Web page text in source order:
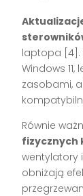
laptopa [4].
Windows
zasobami,
Równie
fizycznych
wentylatory
obniżają